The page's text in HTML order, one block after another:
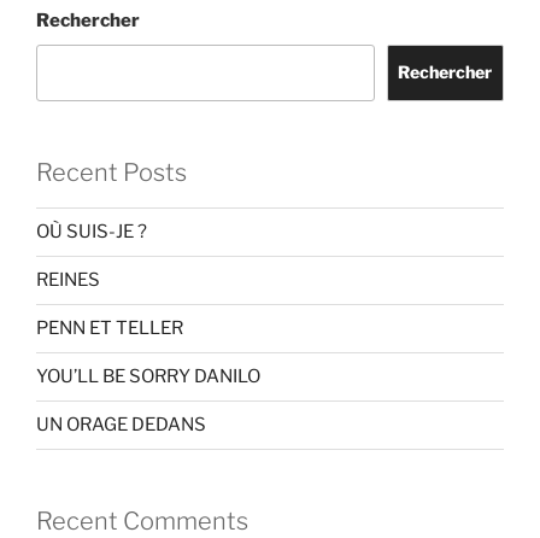
Rechercher
Rechercher
Recent Posts
OÙ SUIS-JE ?
REINES
PENN ET TELLER
YOU’LL BE SORRY DANILO
UN ORAGE DEDANS
Recent Comments